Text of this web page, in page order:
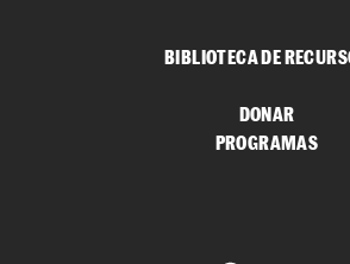
BIBLIOTECA DE
DONAR
PROGRAMAS